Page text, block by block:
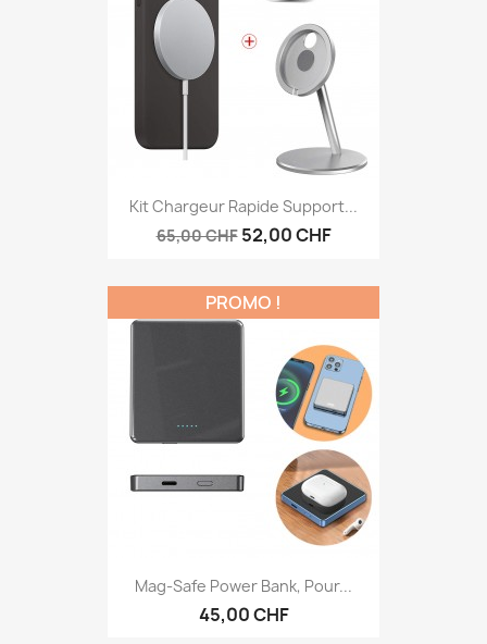
Kit Chargeur Rapide Support...
65,00 CHF 52,00 CHF
Mag-Safe Power Bank, Pour...
45,00 CHF
PROMO !